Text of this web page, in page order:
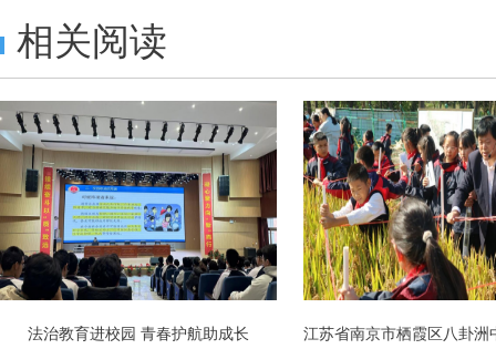
相关阅读
法治教育进校园 青春护航助成长